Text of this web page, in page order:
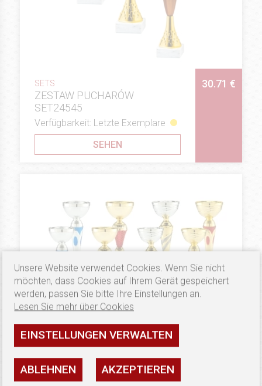
SETS
ZESTAW PUCHARÓW
SET24545
30.71 €
Verfügbarkeit: Letzte Exemplare
SEHEN
SETS
Promocyjny pakiet 12
Unsere Website verwendet Cookies. Wenn Sie nicht
möchten, dass Cookies auf Ihrem Gerät gespeichert
werden, passen Sie bitte Ihre Einstellungen an.
Lesen Sie mehr über Cookies
EINSTELLUNGEN VERWALTEN
ABLEHNEN AKZEPTIEREN